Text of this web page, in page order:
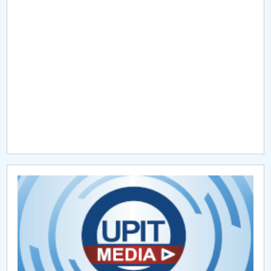
CAR2026
MENIU CANTINA
Hotărâri Senat din 29 ianuarie 2026
Hotărâri din 2 iulie 2026